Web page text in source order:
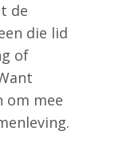
de
die lid
of
om mee